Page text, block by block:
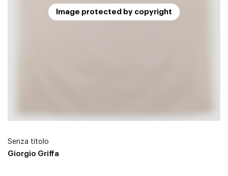
Image protected by copyright
Senza titolo
Giorgio Griffa